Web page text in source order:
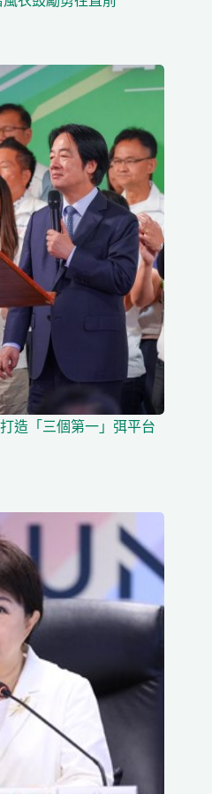
造「三個第一」弭平台